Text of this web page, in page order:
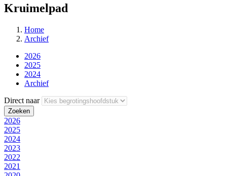
Kruimelpad
Home
Archief
2026
2025
2024
Archief
Direct naar
2026
2025
2024
2023
2022
2021